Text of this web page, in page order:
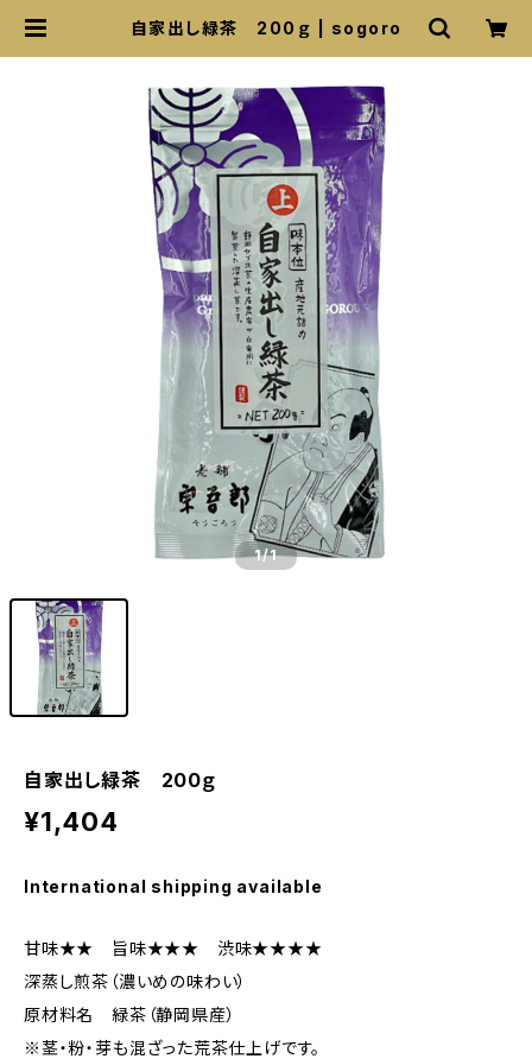
自家出し緑茶 200ｇ | sogoro
1/1
自家出し緑茶 200ｇ
¥1,404
International shipping available
甘味★★ 旨味★★★ 渋味★★★★
深蒸し煎茶（濃いめの味わい）
原材料名 緑茶（静岡県産）
※茎・粉・芽も混ざった荒茶仕上げです。